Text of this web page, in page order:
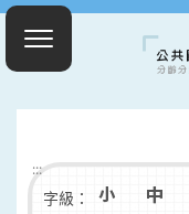
:::
字級：